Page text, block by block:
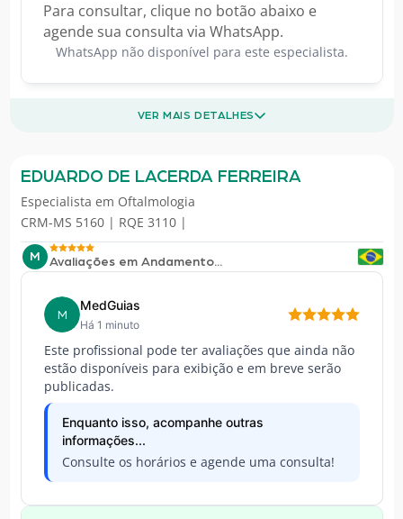
Para consultar, clique no botão abaixo e
agende sua consulta via WhatsApp.
WhatsApp não disponível para este especialista.
VER MAIS DETALHES
EDUARDO DE LACERDA FERREIRA
Especialista em Oftalmologia
CRM-MS 5160 | RQE 3110 |
M Avaliações em Andamento...
M
MedGuias
Há 1 minuto
Este profissional pode ter avaliações que ainda não
estão disponíveis para exibição e em breve serão
publicadas.
Enquanto isso, acompanhe outras
informações...
Consulte os horários e agende uma consulta!